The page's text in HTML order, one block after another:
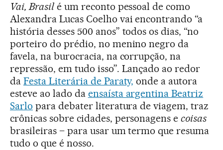
Vai, Brasilé um reconto pessoal de como
Alexandra Lucas Coelho vai encontrando “a
história desses 500 anos” todos os dias, “no
porteiro do prédio, no menino negro da
favela, na burocracia, na corrupção, na
repressão, em tudo isso”. Lançado ao redor
da Festa Literária de Paraty, onde a autora
esteve ao lado da ensaísta argentina Beatriz
Sarlo para debater literatura de viagem, traz
crônicas sobre cidades, personagens ecoisas
brasileiras – para usar um termo que resuma
tudo o que é nosso.